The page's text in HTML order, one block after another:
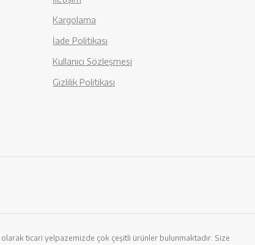
Kargolama
İade Politikası
Kullanıcı Sözleşmesi
Gizlilik Politikası
olarak ticari yelpazemizde çok çeşitli ürünler bulunmaktadır. Size